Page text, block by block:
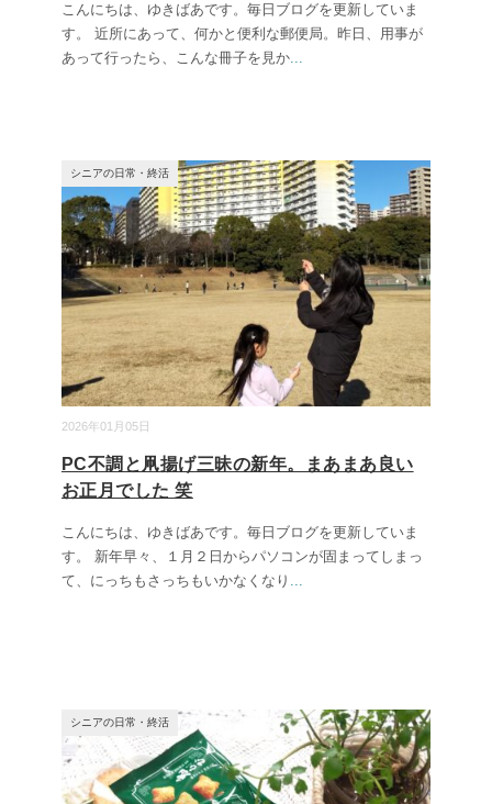
こんにちは、ゆきばあです。毎日ブログを更新していま
す。 近所にあって、何かと便利な郵便局。昨日、用事が
あって行ったら、こんな冊子を見か...
2026年01月05日
シニアの日常・終活
PC不調と凧揚げ三昧の新年。まあまあ良い
お正月でした 笑
こんにちは、ゆきばあです。毎日ブログを更新していま
す。 新年早々、１月２日からパソコンが固まってしまっ
て、にっちもさっちもいかなくなり ...
シニアの日常・終活